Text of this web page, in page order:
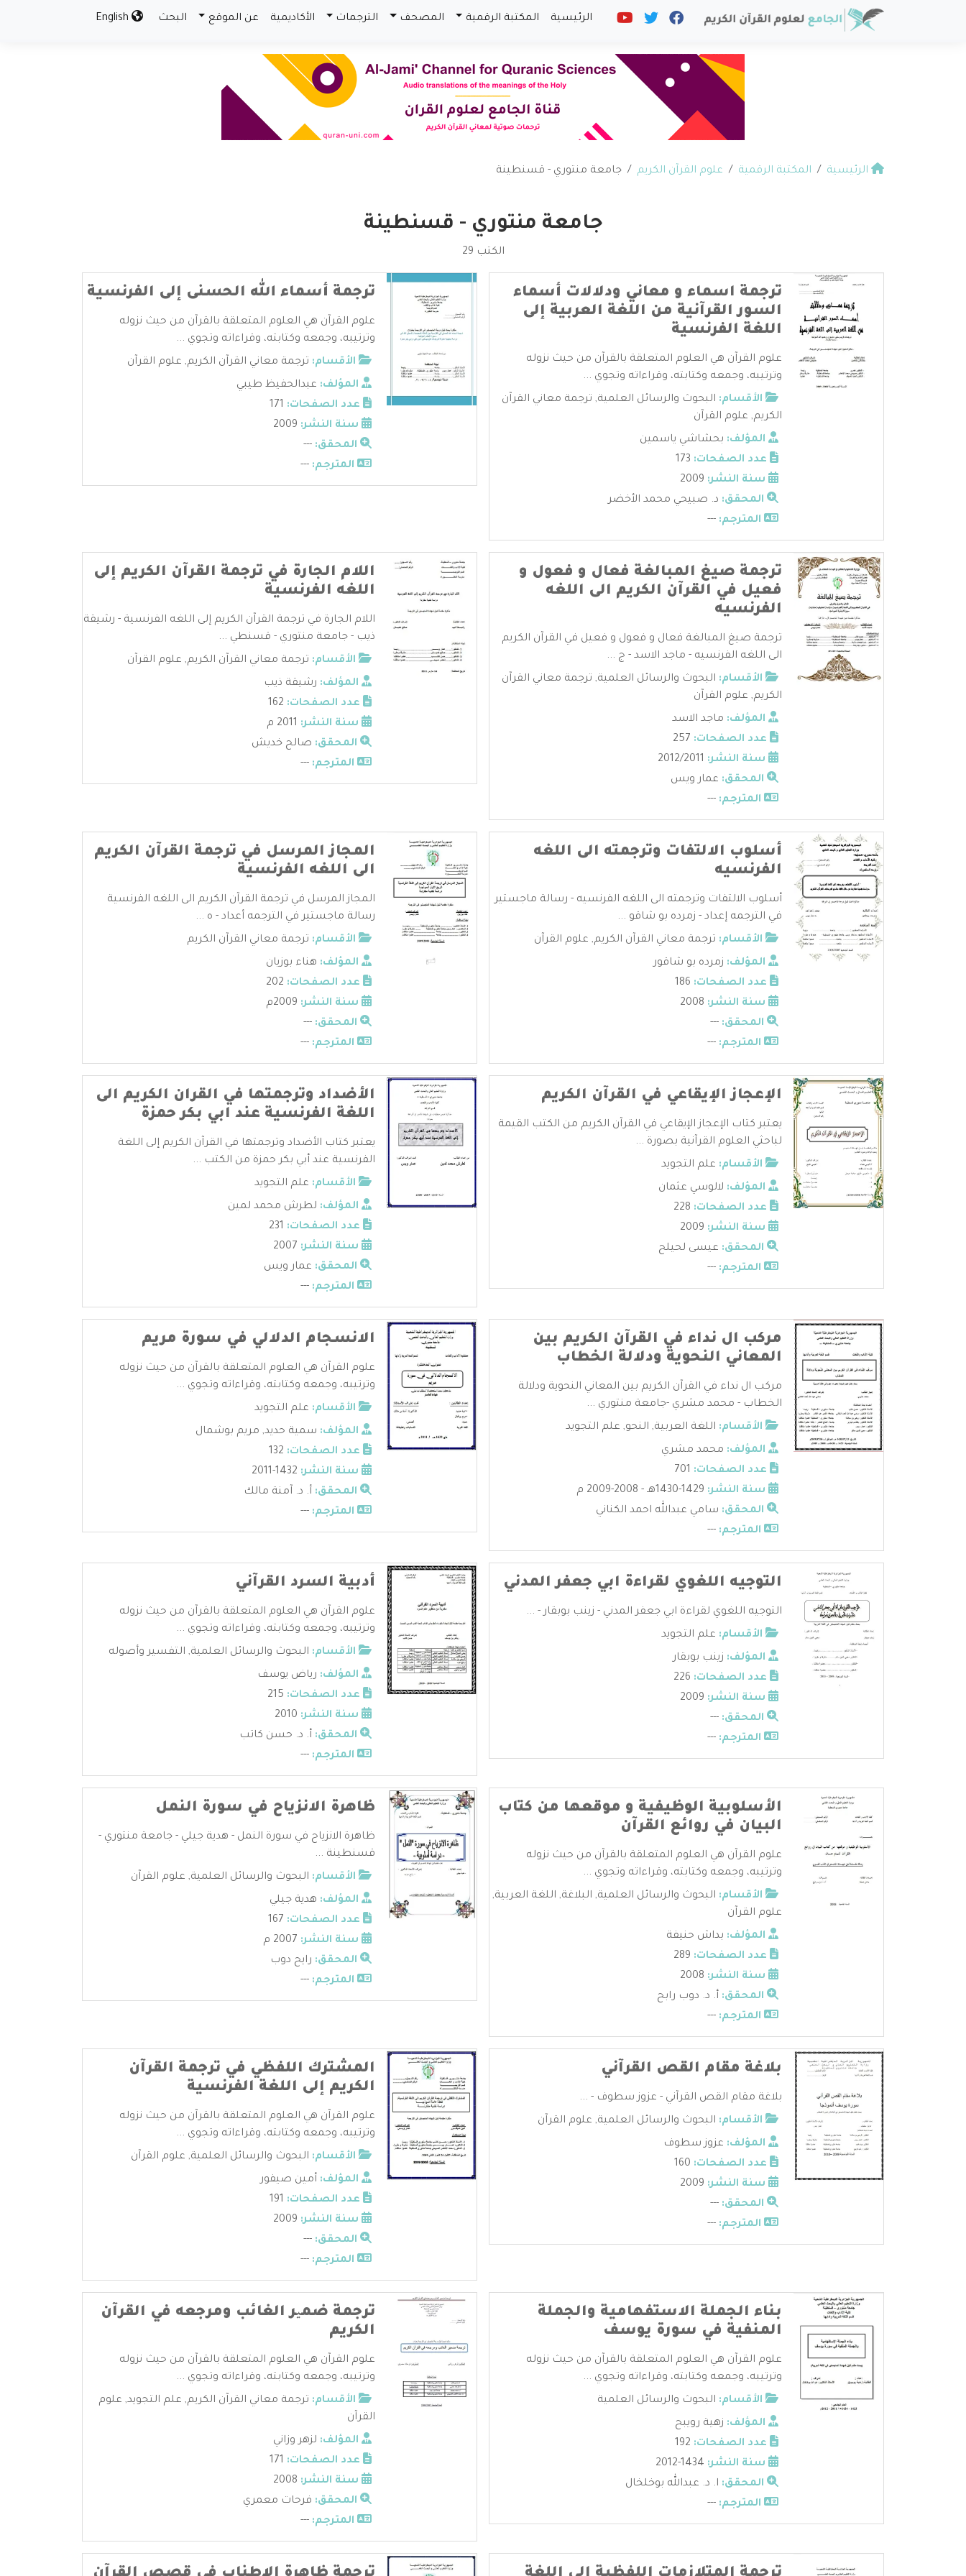
الرئيسية المكتبة الرقمية المصحف الترجمات الأكاديمية عن الموقع البحث
الرئيسية المكتبة الرقمية علوم القرآن الكريم جامعة منتوري - قسنطينة
جامعة منتوري - قسنطينة
الكتب 29
ترجمة اسماء و معاني ودلالات أسماء
السور القرآنية من اللغة العربية إلى
اللغة الفرنسية
علوم القرآن هي العلوم المتعلقة بالقرآن من حيث نزوله
وترتيبه، وجمعه وكتابته، وقراءاته وتجوي ...
الأقسام: البحوث والرسائل العلمية, ترجمة معاني القرآن
الكريم, علوم القرآن
المؤلف: بحشاشي ياسمين
عدد الصفحات:
سنة النشر:
المحقق: د. صبيحي محمد الأخضر
المترجم: ---
ترجمة أسماء الله الحسنى إلى الفرنسية
علوم القرآن هي العلوم المتعلقة بالقرآن من حيث نزوله
وترتيبه، وجمعه وكتابته، وقراءاته وتجوي ...
الأقسام: ترجمة معاني القرآن الكريم, علوم القرآن
المؤلف: عبدالحفيظ طيبي
عدد الصفحات:
سنة النشر:
المحقق: ---
المترجم: ---
ترجمة صيغ المبالغة فعال و فعول و
فعيل في القرآن الكريم الى اللغه
الفرنسيه
ترجمة صيغ المبالغة فعال و فعول و فعيل في القرآن الكريم
الى اللغه الفرنسيه - ماجد الاسد - ج ...
الأقسام: البحوث والرسائل العلمية, ترجمة معاني القرآن
الكريم, علوم القرآن
المؤلف: ماجد الاسد
عدد الصفحات:
سنة النشر:
المحقق: عمار ويس
المترجم: ---
اللام الجارة في ترجمة القرآن الكريم إلى
اللغه الفرنسية
اللام الجارة في ترجمة القرآن الكريم إلى اللغه الفرنسية - رشيقة
ذيب - جامعة منتوري - قسنطي ...
الأقسام: ترجمة معاني القرآن الكريم, علوم القرآن
المؤلف: رشيقة ذيب
عدد الصفحات:
سنة النشر:
المحقق: صالح خديش
المترجم: ---
أسلوب الالتفات وترجمته الى اللغه
الفرنسيه
أسلوب الالتفات وترجمته الى اللغه الفرنسيه - رسالة ماجستير
في الترجمه إعداد - زمرده بو شاقو ...
الأقسام: ترجمة معاني القرآن الكريم, علوم القرآن
المؤلف: زمرده بو شاقور
عدد الصفحات:
سنة النشر:
المحقق: ---
المترجم: ---
المجاز المرسل في ترجمة القرآن الكريم
الى اللغه الفرنسية
المجاز المرسل في ترجمة القرآن الكريم الى اللغه الفرنسية
رسالة ماجستير في الترجمه أعداد - ه ...
الأقسام: ترجمة معاني القرآن الكريم
المؤلف: هناء بوزيان
عدد الصفحات:
سنة النشر:
المحقق: ---
المترجم: ---
الإعجاز الإيقاعي في القرآن الكريم
يعتبر كتاب الإعجاز الإيقاعي في القرآن الكريم من الكتب القيمة
لباحثي العلوم القرآنية بصورة ...
الأقسام: علم التجويد
المؤلف: لالوسي عثمان
عدد الصفحات:
سنة النشر:
المحقق: عيسى لحيلح
المترجم: ---
الأضداد وترجمتها في القران الكريم الى
اللغة الفرنسية عند ابي بكر حمزة
يعتبر كتاب الأضداد وترجمتها في القرآن الكريم إلى اللغة
الفرنسية عند أبي بكر حمزة من الكتب ...
الأقسام: علم التجويد
المؤلف: لطرش محمد لمين
عدد الصفحات:
سنة النشر:
المحقق: عمار ويس
المترجم: ---
مركب ال نداء في القرآن الكريم بين
المعاني النحوية ودلالة الخطاب
مركب ال نداء في القرآن الكريم بين المعاني النحوية ودلالة
الخطاب - محمد مشري -جامعة منتوري ...
الأقسام: اللغة العربية, النحو, علم التجويد
المؤلف: محمد مشري
عدد الصفحات:
سنة النشر:
المحقق: سامي عبدالله احمد الكناني
المترجم: ---
الانسجام الدلالي في سورة مريم
علوم القرآن هي العلوم المتعلقة بالقرآن من حيث نزوله
وترتيبه، وجمعه وكتابته، وقراءاته وتجوي ...
الأقسام: علم التجويد
المؤلف: سمية حديد, مريم بوشمال
عدد الصفحات:
سنة النشر:
المحقق: أ. د. آمنة مالك
المترجم: ---
التوجيه اللغوي لقراءة ابي جعفر المدني
التوجيه اللغوي لقراءة ابي جعفر المدني - زينب بوبقار - ...
الأقسام: علم التجويد
المؤلف: زينب بوبقار
عدد الصفحات:
سنة النشر:
المحقق: ---
المترجم: ---
أدبية السرد القرآني
علوم القرآن هي العلوم المتعلقة بالقرآن من حيث نزوله
وترتيبه، وجمعه وكتابته، وقراءاته وتجوي ...
الأقسام: البحوث والرسائل العلمية, التفسير وأصوله
المؤلف: رياض يوسف
عدد الصفحات:
سنة النشر:
المحقق: أ. د. حسن كاتب
المترجم: ---
الأسلوبية الوظيفية و موقعها من كتاب
البيان في روائع القرآن
علوم القرآن هي العلوم المتعلقة بالقرآن من حيث نزوله
وترتيبه، وجمعه وكتابته، وقراءاته وتجوي ...
الأقسام: البحوث والرسائل العلمية, البلاغة, اللغة العربية,
علوم القرآن
المؤلف: بداش حنيفة
عدد الصفحات:
سنة النشر:
المحقق: أ. د. دوب رابح
المترجم: ---
ظاهرة الانزياح في سورة النمل
ظاهرة الانزياح في سورة النمل - هدية جيلي - جامعة منتوري -
قسنطينة ...
الأقسام: البحوث والرسائل العلمية, علوم القرآن
المؤلف: هدية جيلي
عدد الصفحات:
سنة النشر:
المحقق: رايح دوب
المترجم: ---
بلاغة مقام القص القرآني
بلاغة مقام القص القرآني - عزوز سطوف - ...
الأقسام: البحوث والرسائل العلمية, علوم القرآن
المؤلف: عزوز سطوف
عدد الصفحات:
سنة النشر:
المحقق: ---
المترجم: ---
المشترك اللفظي في ترجمة القرآن
الكريم إلى اللغة الفرنسية
علوم القرآن هي العلوم المتعلقة بالقرآن من حيث نزوله
وترتيبه، وجمعه وكتابته، وقراءاته وتجوي ...
الأقسام: البحوث والرسائل العلمية, علوم القرآن
المؤلف: أمين صيفور
عدد الصفحات:
سنة النشر:
المحقق: ---
المترجم: ---
بناء الجملة الاستفهامية والجملة
المنفية في سورة يوسف
علوم القرآن هي العلوم المتعلقة بالقرآن من حيث نزوله
وترتيبه، وجمعه وكتابته، وقراءاته وتجوي ...
الأقسام: البحوث والرسائل العلمية
المؤلف: زهية رويبح
عدد الصفحات:
سنة النشر:
المحقق: ا. د. عبدالله بوخلخال
المترجم: ---
ترجمة ضمیر الغائب ومرجعه في القرآن
الكريم
علوم القرآن هي العلوم المتعلقة بالقرآن من حيث نزوله
وترتيبه، وجمعه وكتابته، وقراءاته وتجوي ...
الأقسام: ترجمة معاني القرآن الكريم, علم التجويد, علوم
القرآن
المؤلف: لزهر وزاني
عدد الصفحات:
سنة النشر:
المحقق: فرحات معمري
المترجم: ---